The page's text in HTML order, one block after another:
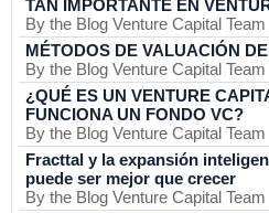
TAN IMPORTANTE EN
By the Blog Venture Capital Team
MÉTODOS DE VALUACIÓN
By the Blog Venture Capital Team
¿QUÉ ES UN VENTURE
FUNCIONA UN FONDO VC?
By the Blog Venture Capital Team
Fracttal y la expansión
puede ser mejor que crecer
By the Blog Venture Capital Team